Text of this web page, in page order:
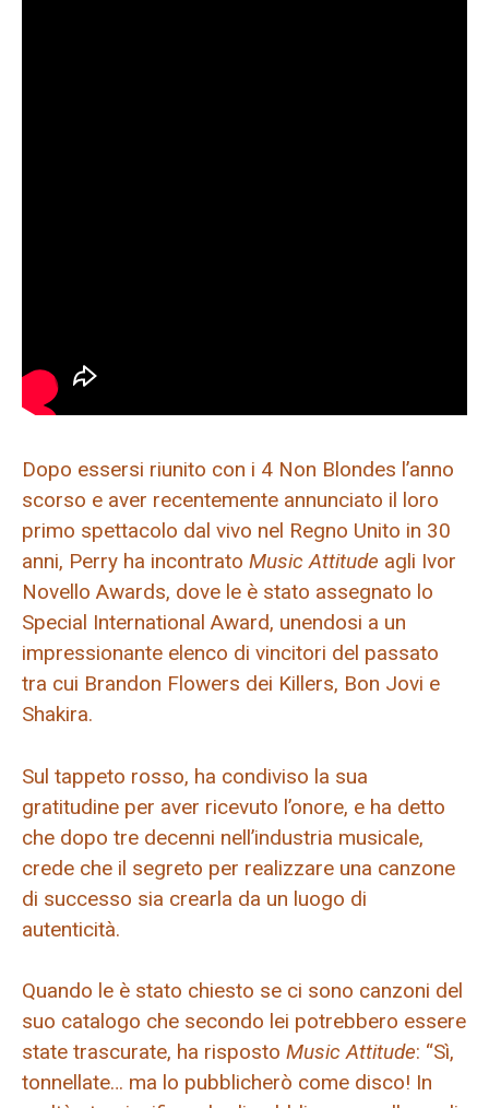
Dopo essersi riunito con i 4 Non Blondes l’anno
scorso e aver recentemente annunciato il loro
primo spettacolo dal vivo nel Regno Unito in 30
anni, Perry ha incontrato Music Attitude agli Ivor
Novello Awards, dove le è stato assegnato lo
Special International Award, unendosi a un
impressionante elenco di vincitori del passato
tra cui Brandon Flowers dei Killers, Bon Jovi e
Shakira.
Sul tappeto rosso, ha condiviso la sua
gratitudine per aver ricevuto l’onore, e ha detto
che dopo tre decenni nell’industria musicale,
crede che il segreto per realizzare una canzone
di successo sia crearla da un luogo di
autenticità.
Quando le è stato chiesto se ci sono canzoni del
suo catalogo che secondo lei potrebbero essere
state trascurate, ha risposto Music Attitude: “Sì,
tonnellate… ma lo pubblicherò come disco! In